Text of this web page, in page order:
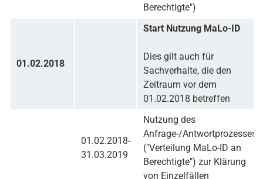
Berechtigte")
01.02.2018
Start Nutzung MaLo-ID
Dies gilt auch für
Sachverhalte, die den
Zeitraum vor dem
01.02.2018 betreffen
01.02.2018-
31.03.2019
Nutzung des
Anfrage-/Antwortprozesses
("Verteilung MaLo-ID an
Berechtigte") zur Klärung
von Einzelfällen